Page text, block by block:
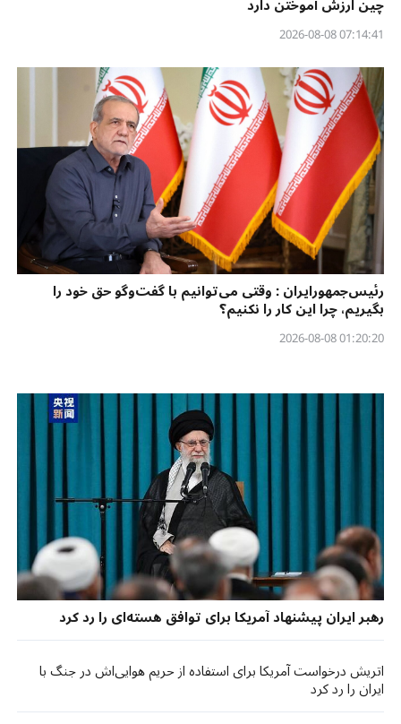
07:14:41 2026-08-08
رئیس‌جمهورایران : وقتی می‌توانیم با گفت‌وگو حق خود را
بگیریم، چرا این کار را نکنیم؟
01:20:20 2026-08-08
رهبر ایران پیشنهاد آمریکا برای توافق هسته‌ای را رد کرد
اتریش درخواست آمریکا برای استفاده از حریم هوایی‌اش در جنگ با
ایران را رد کرد